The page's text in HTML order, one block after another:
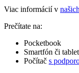
Viac informácií v
Prečítate na:
Pocketbook
Smartfón či tablet
Počítač s